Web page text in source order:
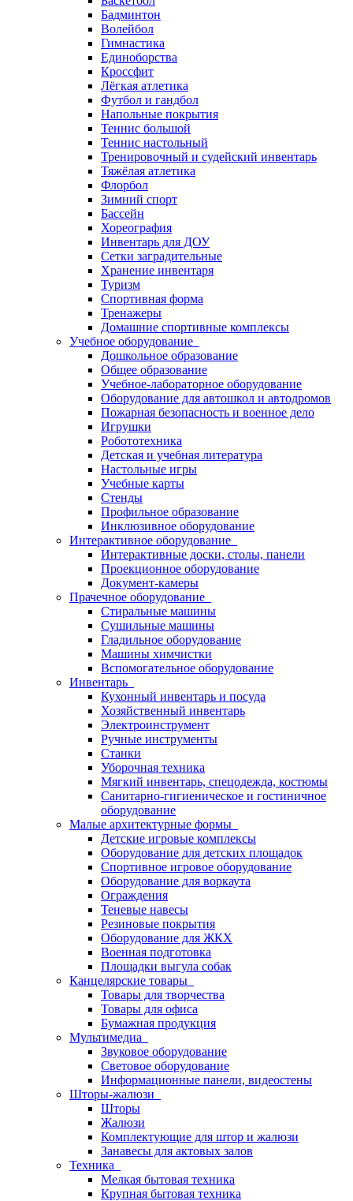
Бадминтон
Волейбол
Гимнастика
Единоборства
Кроссфит
Лёгкая атлетика
Футбол и гандбол
Напольные покрытия
Теннис большой
Теннис настольный
Тренировочный и судейский инвентарь
Тяжёлая атлетика
Флорбол
Зимний спорт
Бассейн
Хореография
Инвентарь для ДОУ
Сетки заградительные
Хранение инвентаря
Туризм
Спортивная форма
Тренажеры
Домашние спортивные комплексы
Учебное оборудование
Дошкольное образование
Общее образование
Учебное-лабораторное оборудование
Оборудование для автошкол и автодромов
Пожарная безопасность и военное дело
Игрушки
Робототехника
Детская и учебная литература
Настольные игры
Учебные карты
Стенды
Профильное образование
Инклюзивное оборудование
Интерактивное оборудование
Интерактивные доски, столы, панели
Проекционное оборудование
Документ-камеры
Прачечное оборудование
Стиральные машины
Сушильные машины
Гладильное оборудование
Машины химчистки
Вспомогательное оборудование
Инвентарь
Кухонный инвентарь и посуда
Хозяйственный инвентарь
Электроинструмент
Ручные инструменты
Станки
Уборочная техника
Мягкий инвентарь, спецодежда, костюмы
Санитарно-гигиеническое и гостиничное
оборудование
Малые архитектурные формы
Детские игровые комплексы
Оборудование для детских площадок
Спортивное игровое оборудование
Оборудование для воркаута
Ограждения
Теневые навесы
Резиновые покрытия
Оборудование для ЖКХ
Военная подготовка
Площадки выгула собак
Канцелярские товары
Товары для творчества
Товары для офиса
Бумажная продукция
Мультимедиа
Звуковое оборудование
Световое оборудование
Информационные панели, видеостены
Шторы-жалюзи
Шторы
Жалюзи
Комплектующие для штор и жалюзи
Занавесы для актовых залов
Техника
Мелкая бытовая техника
Крупная бытовая техника